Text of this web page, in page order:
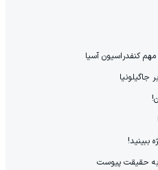
کنفدراسیون آسیا
جاگیلونیا
ببینید!
به حقیقت پیوست